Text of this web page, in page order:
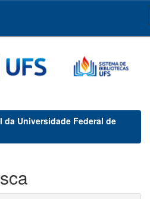
Universidade Federal de